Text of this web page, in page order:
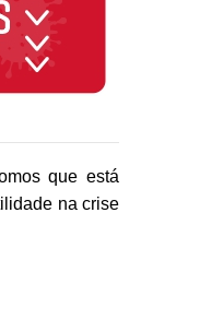
que está
na crise